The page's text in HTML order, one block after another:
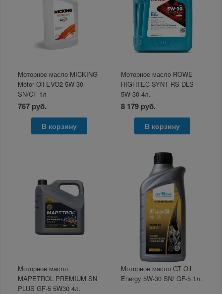
Моторное масло MICKING
Motor Oil EVO2 5W-30
SN/CF 1л
767 руб.
В корзину
Моторное масло ROWE
HIGHTEC SYNT RS DLS
5W-30 4л.
8 179 руб.
В корзину
Моторное масло
MAPETROL PREMIUM SN
PLUS GF-5 5W30 4л.
Моторное масло GT Oil
Energy 5W-30 SN/ GF-5 1л.